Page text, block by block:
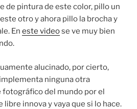
de pintura de este color, pillo un
otro y ahora pillo la brocha y
En este videose ve muy bien
alucinado, por cierto,
ninguna otra
del mundo por el
innova y vaya que si lo hace.